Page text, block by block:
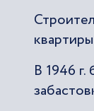
В 1946